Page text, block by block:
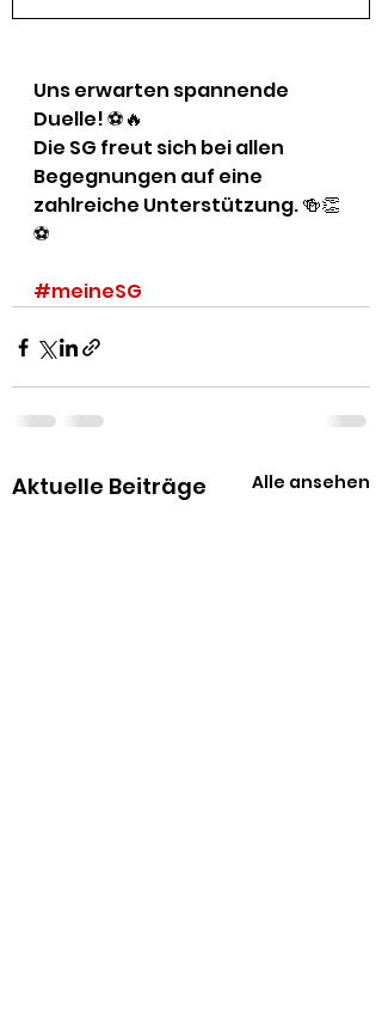
Uns erwarten spannende
Duelle! ⚽️🔥
Die SG freut sich bei allen
Begegnungen auf eine
zahlreiche Unterstützung. 🍻👏
⚽️
#meineSG
Aktuelle Beiträge Alle ansehen